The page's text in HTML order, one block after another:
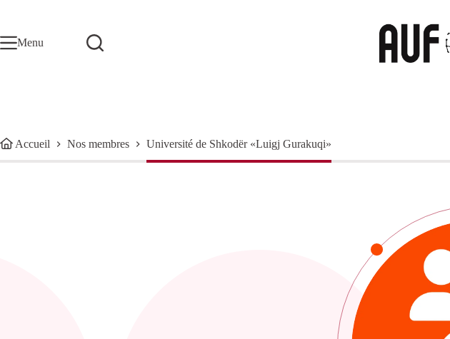
Menu
Accueil Nos membres Université de Shkodër «Luigj Gurakuqi»